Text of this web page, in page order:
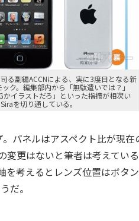
る副編ACCNによる、実に3度目となる新
ク。編集部内から「無駄遣いでは？」
かイラストだろ」といった指摘が相次い
を切り通している。
パネルはアスペクト比が現
更はないと筆者は考えてい
考えるとレンズ位置はボタ
だ。